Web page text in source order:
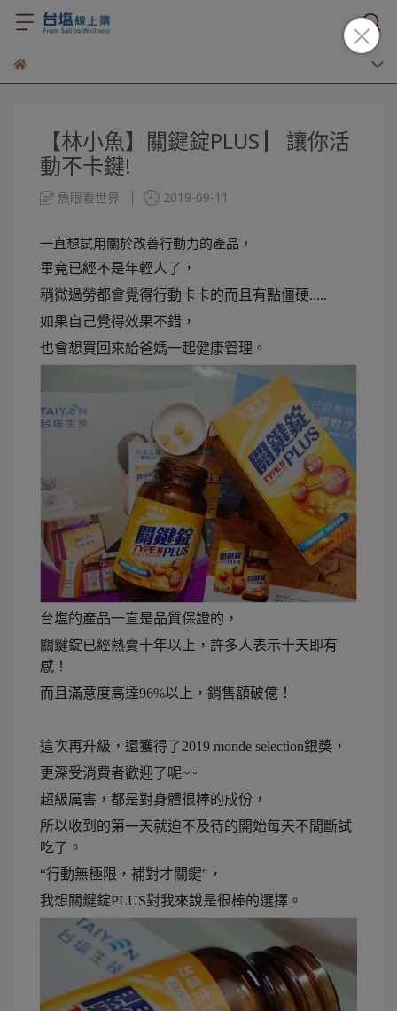
【林小魚】關鍵錠PLUS ▏讓你活
動不卡鍵!
魚眼看世界 2019-09-11
一直想試用關於改善行動力的產品，
畢竟已經不是年輕人了，
稍微過勞都會覺得行動卡卡的而且有點僵硬.....
如果自己覺得效果不錯，
也會想買回來給爸媽一起健康管理。
台塩的產品一直是品質保證的，
關鍵錠已經熱賣十年以上，許多人表示十天即有
感！
而且滿意度高達96%以上，銷售額破億！
這次再升級，還獲得了2019 monde selection銀獎，
更深受消費者歡迎了呢~~
超級厲害，都是對身體很棒的成份，
所以收到的第一天就迫不及待的開始每天不間斷試
吃了。
“行動無極限，補對才關鍵"，
我想關鍵錠PLUS對我來說是很棒的選擇。